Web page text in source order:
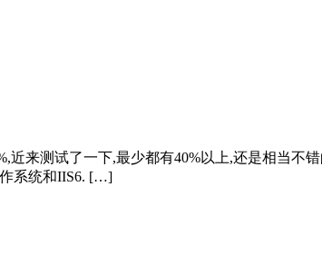
近来测试了一下,最少都有40%以上,还是相当
作系统和IIS6. […]